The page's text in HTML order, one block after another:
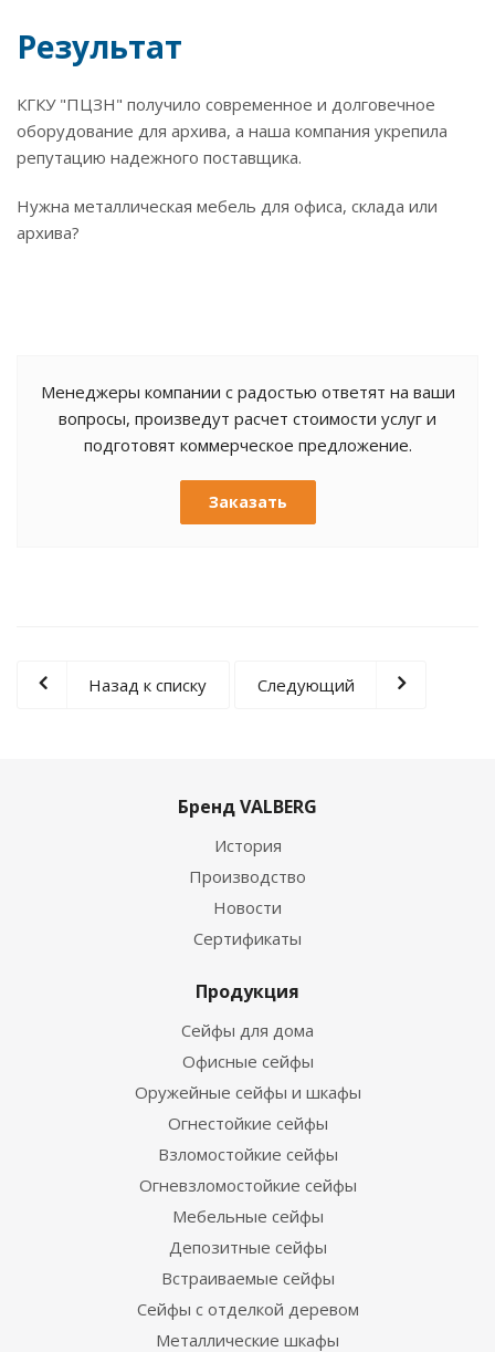
Результат
КГКУ "ПЦЗН" получило современное и долговечное
оборудование для архива, а наша компания укрепила
репутацию надежного поставщика.
Нужна металлическая мебель для офиса, склада или
архива?
Менеджеры компании с радостью ответят на ваши
вопросы, произведут расчет стоимости услуг и
подготовят коммерческое предложение.
Заказать
Назад к списку Следующий
Бренд VALBERG
История
Производство
Новости
Сертификаты
Продукция
Сейфы для дома
Офисные сейфы
Оружейные сейфы и шкафы
Огнестойкие сейфы
Взломостойкие сейфы
Огневзломостойкие сейфы
Мебельные сейфы
Депозитные сейфы
Встраиваемые сейфы
Сейфы с отделкой деревом
Металлические шкафы